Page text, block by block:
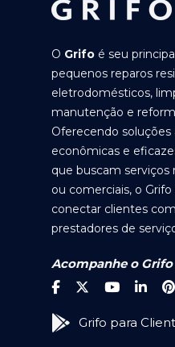
O Grifo é seu
pequenos reparos
eletrodomésticos,
manutenção e
Oferecendo soluções
econômicas e
que buscam serviços
ou comerciais, o
conectar clientes
prestadores de
Acompanhe o Grifo
Grifo para